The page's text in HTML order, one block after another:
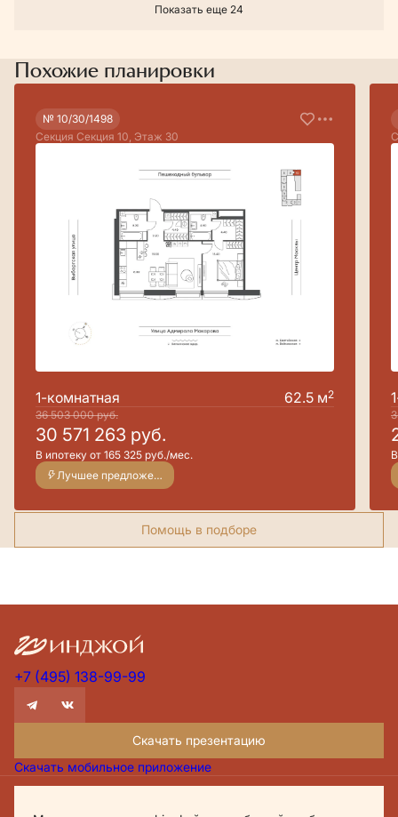
Показать еще 24
Похожие планировки
№ 10/30/1498
Секция Секция 10, Этаж 30
1-комнатная 62.5 м2
36 503 000руб.
30 571 263 руб.
В ипотеку от 165 325 руб./мес.
Лучшее предложение
Помощь в подборе
+7 (495) 138-99-99
Скачать презентацию
Скачать мобильное приложение